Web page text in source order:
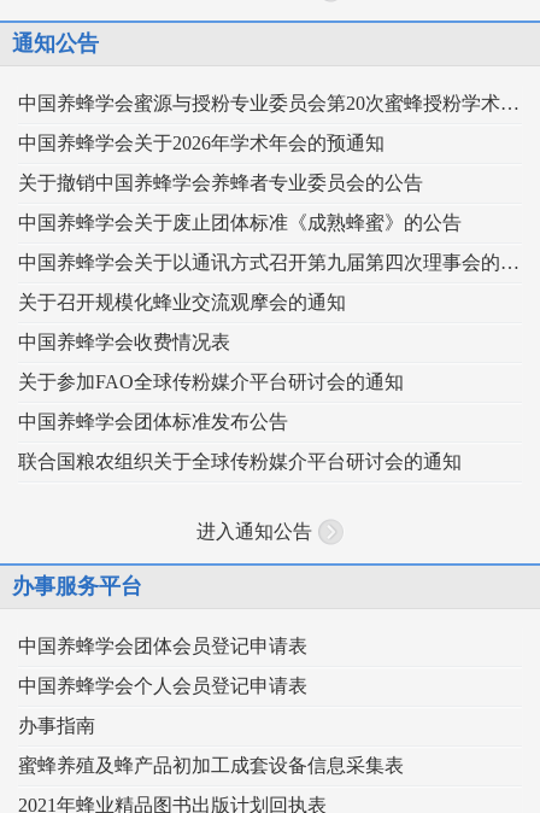
通知公告
中国养蜂学会蜜源与授粉专业委员会第20次蜜蜂授粉学术交流会暨向日葵授粉现场观摩会通知 （第二轮）
中国养蜂学会关于2026年学术年会的预通知
关于撤销中国养蜂学会养蜂者专业委员会的公告
中国养蜂学会关于废止团体标准《成熟蜂蜜》的公告
中国养蜂学会关于以通讯方式召开第九届第四次理事会的通知
关于召开规模化蜂业交流观摩会的通知
中国养蜂学会收费情况表
关于参加FAO全球传粉媒介平台研讨会的通知
中国养蜂学会团体标准发布公告
联合国粮农组织关于全球传粉媒介平台研讨会的通知
进入通知公告
办事服务平台
中国养蜂学会团体会员登记申请表
中国养蜂学会个人会员登记申请表
办事指南
蜜蜂养殖及蜂产品初加工成套设备信息采集表
2021年蜂业精品图书出版计划回执表